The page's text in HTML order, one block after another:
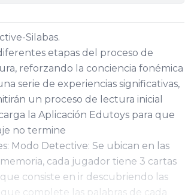
Silabas.
etapas del proceso de
reforzando la conciencia fonémica
serie de experiencias significativas,
un proceso de lectura inicial
la Aplicación Edutoys para que
no termine
Modo Detective: Se ubican en las
cada jugador tiene 3 cartas
consiste en ir descubriendo las
complete las palabras de cada